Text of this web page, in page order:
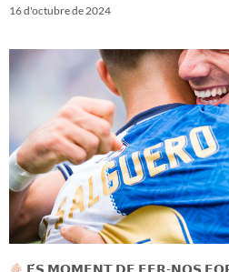
16 d'octubre de 2024
𝗘́𝗦 𝗠𝗢𝗠𝗘𝗡𝗧 𝗗𝗘 𝗙𝗘𝗥-𝗡𝗢𝗦